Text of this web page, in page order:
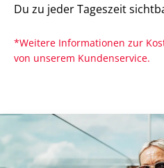
Du zu jeder Tageszeit
*Weitere Informationen zur
von unserem Kundenservice.